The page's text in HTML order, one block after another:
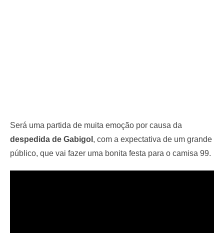
Será uma partida de muita emoção por causa da
despedida de Gabigol , com a expectativa de um grande
público, que vai fazer uma bonita festa para o camisa 99.